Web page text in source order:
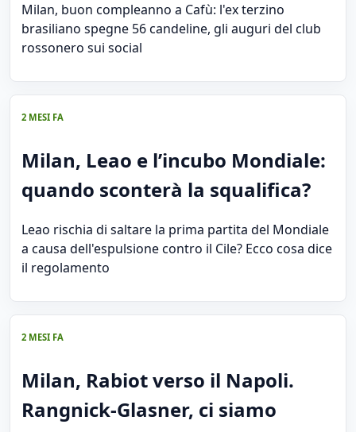
Milan, buon compleanno a Cafù: l'ex terzino
brasiliano spegne 56 candeline, gli auguri del club
rossonero sui social
2 MESI FA
Milan, Leao e l’incubo Mondiale:
quando sconterà la squalifica?
Leao rischia di saltare la prima partita del Mondiale
a causa dell'espulsione contro il Cile? Ecco cosa dice
il regolamento
2 MESI FA
Milan, Rabiot verso il Napoli.
Rangnick-Glasner, ci siamo